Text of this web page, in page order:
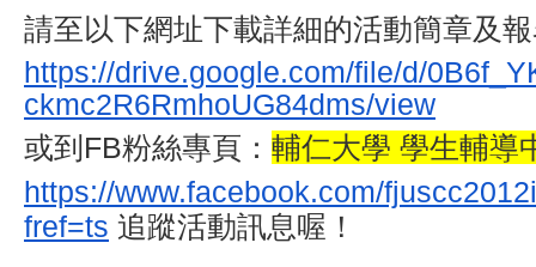
請至以下網址下載詳細的活動簡章及
https://drive.google.com/file/d/
ckmc2R6RmhoUG84dms/view
或到 FB粉絲專頁： 輔仁大學 學生輔導
https://www.facebook.com/
fref=ts 追蹤活動訊息喔！